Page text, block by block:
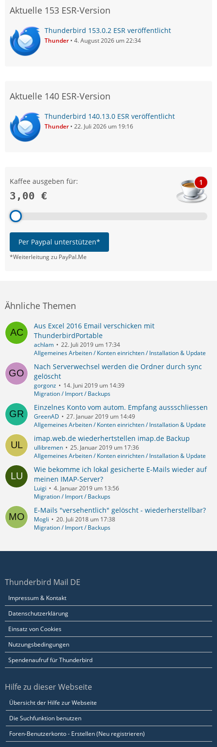
Aktuelle 153 ESR-Version
Thunderbird 153.0.2 ESR veröffentlicht
Thunder 4. August 2026 um 22:34
Aktuelle 140 ESR-Version
Thunderbird 140.13.0 ESR veröffentlicht
Thunder 22. Juli 2026 um 19:16
Kaffee ausgeben für:
3,00 €
1
Per Paypal unterstützen*
*Weiterleitung zu PayPal.Me
Ähnliche Themen
Aus Excel 2016 Email verschicken mit
ThunderbirdPortable
achlam
22. Juli 2019 um 17:34
Allgemeines Arbeiten / Konten einrichten / Installation & Update
Nach Serverwechsel werden die Ordner durch sync
gelöscht
gorgonz
14. Juni 2019 um 14:39
Migration / Import / Backups
Einzelnes Konto vom autom. Empfang aussschliessen
GreenAD
27. Januar 2019 um 14:49
Allgemeines Arbeiten / Konten einrichten / Installation & Update
imap.web.de wiederhertstellen imap.de Backup
ullibremen
25. Januar 2019 um 17:36
Allgemeines Arbeiten / Konten einrichten / Installation & Update
Wie bekomme ich lokal gesicherte E-Mails wieder auf
meinen IMAP-Server?
Luigi
4. Januar 2019 um 13:56
Migration / Import / Backups
E-Mails "versehentlich" gelöscht - wiederherstellbar?
Mogli
20. Juli 2018 um 17:38
Migration / Import / Backups
Thunderbird Mail DE
Impressum & Kontakt
Datenschutzerklärung
Einsatz von Cookies
Nutzungsbedingungen
Spendenaufruf für Thunderbird
Hilfe zu dieser Webseite
Übersicht der Hilfe zur Webseite
Die Suchfunktion benutzen
Foren-Benutzerkonto - Erstellen (Neu registrieren)